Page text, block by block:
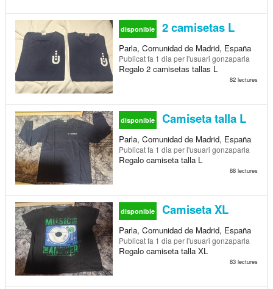
disponible 2 camisetas L
Parla, Comunidad de Madrid, España
Publicatfa 1 dia per l'usuari gonzaparla
Regalo 2 camisetas tallas L
82 lectures
disponible Camiseta talla L
Parla, Comunidad de Madrid, España
Publicatfa 1 dia per l'usuari gonzaparla
Regalo camiseta talla L
88 lectures
disponible Camiseta XL
Parla, Comunidad de Madrid, España
Publicatfa 1 dia per l'usuari gonzaparla
Regalo camiseta talla XL
83 lectures